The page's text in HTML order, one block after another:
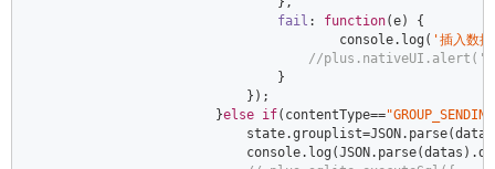
fail : function(e) {
console.log( '插入数
//plus.nativeUI.alert('
                                }
                            });
                        }
else if(contentType==
                            state.grouplist=
JSON
console.log(JSON